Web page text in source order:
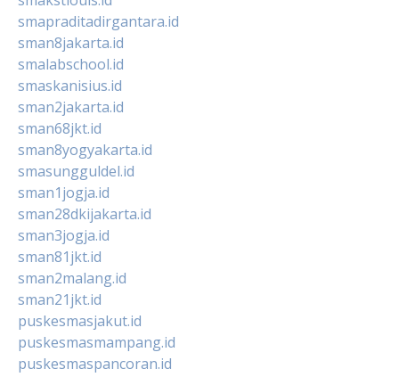
smapraditadirgantara.id
sman8jakarta.id
smalabschool.id
smaskanisius.id
sman2jakarta.id
sman68jkt.id
sman8yogyakarta.id
smasungguldel.id
sman1jogja.id
sman28dkijakarta.id
sman3jogja.id
sman81jkt.id
sman2malang.id
sman21jkt.id
puskesmasjakut.id
puskesmasmampang.id
puskesmaspancoran.id